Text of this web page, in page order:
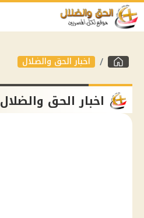
اخبار الحق والضلال
اخبار الحق والضلال